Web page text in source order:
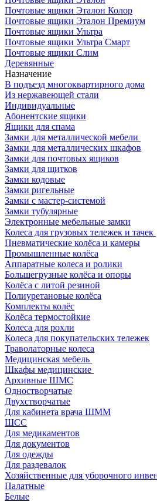
Почтовые ящики Эталон Колор
Почтовые ящики Эталон Премиум
Почтовые ящики Ультра
Почтовые ящики Ультра Смарт
Почтовые ящики Слим
Деревянные
Назначение
В подъезд многоквартирного дома
Из нержавеющей стали
Индивидуальные
Абонентские ящики
Ящики для спама
Замки для металлической мебели
Замки для металлических шкафов
Замки для почтовых ящиков
Замки для щитков
Замки кодовые
Замки ригельные
Замки с мастер-системой
Замки тубулярные
Электронные мебельные замки
Колеса для грузовых тележек и тачек
Пневматические колёса и камеры
Промышленные колёса
Аппаратные колеса и ролики
Большегрузные колёса и опоры
Колёса с литой резиной
Полиуретановые колёса
Комплекты колёс
Колёса термостойкие
Колеса для рохли
Колеса для покупательских тележек
Траволаторные колеса
Медицинская мебель
Шкафы медицинские
Архивные ШМС
Одностворчатые
Двухстворчатые
Для кабинета врача ШММ
ШСС
Для медикаментов
Для документов
Для одежды
Для раздевалок
Хозяйственные для уборочного
Палатные
Белые